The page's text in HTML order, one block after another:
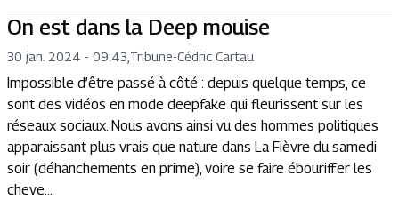
On est dans la Deep mouise
30 jan. 2024 - 09:43 Tribune-Cédric Cartau
Impossible d’être passé à côté : depuis quelque temps, ce
sont des vidéos en mode deepfake qui fleurissent sur les
réseaux sociaux. Nous avons ainsi vu des hommes politiques
apparaissant plus vrais que nature dans La Fièvre du samedi
soir (déhanchements en prime), voire se faire ébouriffer les
cheve...